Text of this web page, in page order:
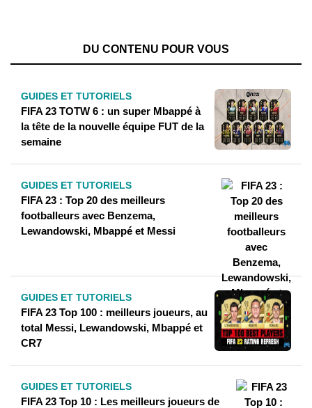
DU CONTENU POUR VOUS
GUIDES ET TUTORIELS
FIFA 23 TOTW 6 : un super Mbappé à
la tête de la nouvelle équipe FUT de la
semaine
GUIDES ET TUTORIELS
FIFA 23 : Top 20 des meilleurs
footballeurs avec Benzema,
Lewandowski, Mbappé et Messi
GUIDES ET TUTORIELS
FIFA 23 Top 100 : meilleurs joueurs, au
total Messi, Lewandowski, Mbappé et
CR7
GUIDES ET TUTORIELS
FIFA 23 Top 10 : Les meilleurs joueurs de